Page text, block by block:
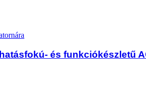
és funkciókészletű